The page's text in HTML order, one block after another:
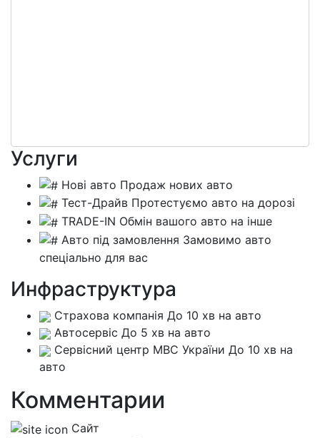
Услуги
Нові авто Продаж нових авто
Тест-Драйв Протестуємо авто на дорозі
TRADE-IN Обмін вашого авто на інше
Авто під замовлення Замовимо авто
спеціально для вас
Инфраструктура
Страхова компанія До 10 хв на авто
Автосервіс До 5 хв на авто
Сервісний центр МВС України До 10 хв на
авто
Комментарии
Сайт